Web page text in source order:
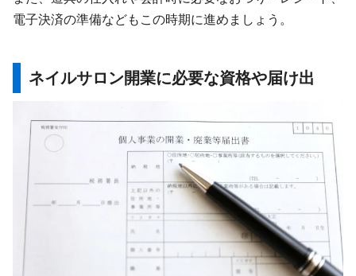
電子決済の準備などもこの時期に進めましょう。
ネイルサロン開業に必要な資格や届け出